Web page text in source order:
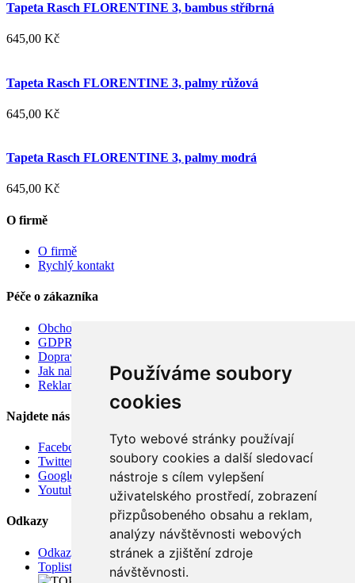
Používáme soubory
cookies
Tyto webové stránky používají
soubory cookies a další sledovací
nástroje s cílem vylepšení
uživatelského prostředí, zobrazení
přizpůsobeného obsahu a reklam,
analýzy návštěvnosti webových
stránek a zjištění zdroje
návštěvnosti.
Tapeta Rasch FLORENTINE 3, bambus stříbrná
645,00 Kč
Tapeta Rasch FLORENTINE 3, palmy růžová
645,00 Kč
Tapeta Rasch FLORENTINE 3, palmy modrá
645,00 Kč
O firmě
O firmě
Rychlý kontakt
Péče o zákazníka
Obchodní podmínky
GDPR
Doprava
Jak nakupovat
Reklamace
Najdete nás
Facebook
Twitter
Google
Youtube
Odkazy
Odkazy
Toplist